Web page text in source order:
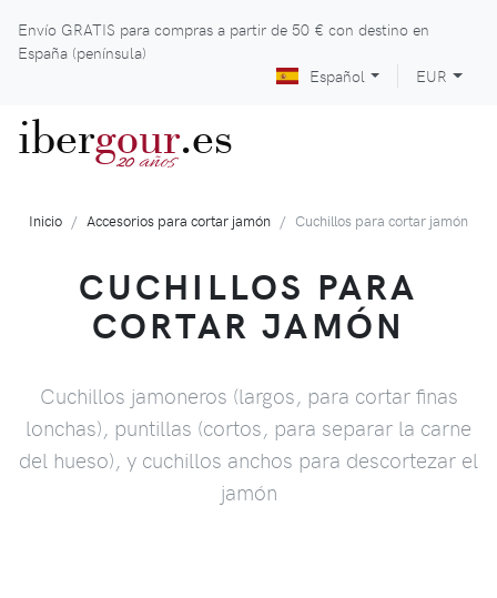
Envío GRATIS para compras a partir de 50 € con destino en
España (península)
Español
EUR
ibergour
20 años .es
Inicio Accesorios para cortar jamón Cuchillos para cortar jamón
CUCHILLOS PARA
CORTAR JAMÓN
Cuchillos jamoneros (largos, para cortar finas
lonchas), puntillas (cortos, para separar la carne
del hueso), y cuchillos anchos para descortezar el
jamón